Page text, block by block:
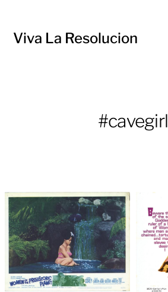
Viva La Resolucion
#cavegirl